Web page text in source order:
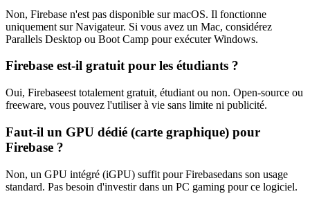
Non, Firebase n'est pas disponible sur macOS. Il fonctionne
uniquement sur Navigateur. Si vous avez un Mac, considérez
Parallels Desktop ou Boot Camp pour exécuter Windows.
Firebase est-il gratuit pour les étudiants ?
Oui, Firebaseest totalement gratuit, étudiant ou non. Open-source ou
freeware, vous pouvez l'utiliser à vie sans limite ni publicité.
Faut-il un GPU dédié (carte graphique) pour
Firebase ?
Non, un GPU intégré (iGPU) suffit pourFirebasedans son usage
standard. Pas besoin d'investir dans un PC gaming pour ce logiciel.